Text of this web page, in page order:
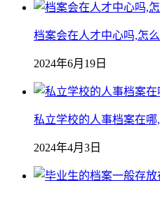
档案会在人才中心吗,怎
2024年6月19日
私立学校的人事档案在
2024年4月3日